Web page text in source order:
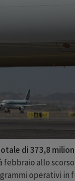
di 373,8
allo
operativi